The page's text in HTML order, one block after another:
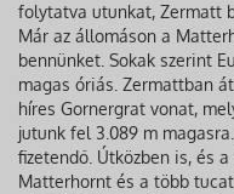
folytatva utunkat, Zermatt
Már az állomáson a
bennünket. Sokak szerint
magas óriás. Zermattban
híres Gornergrat vonat,
jutunk fel 3.089 m
fizetendő. Útközben is, és
Matterhornt és a több